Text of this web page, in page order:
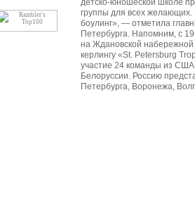
детско-юношеской школе
группы для всех
боулинг», — отметила
Петербурга. Напомним, с
на Ждановской
керлингу «St. Petersburg
участие 24 команды из
Белоруссии. Россию
Петербурга, Воронежа,